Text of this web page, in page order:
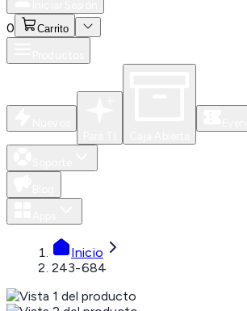
0 Carrito
Inicio
243-684